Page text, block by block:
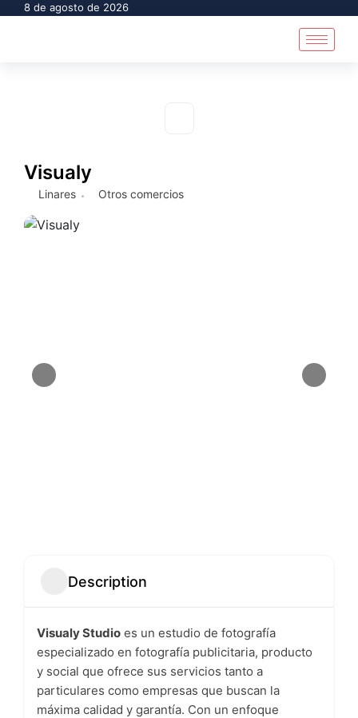
8 de agosto de 2026
Visualy
Linares Otros comercios
Description
Visualy Studio es un estudio de fotografía
especializado en fotografía publicitaria, producto
y social que ofrece sus servicios tanto a
particulares como empresas que buscan la
máxima calidad y garantía. Con un enfoque